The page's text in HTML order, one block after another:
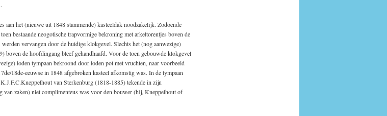
aan het (nieuwe uit 1848 stammende) kasteeldak noodzakelijk. Zodoende
bestaande neogotische trapvormige bekroning met arkeltorentjes boven de
vervangen door de huidige klokgevel. Slechts het (nog aanwezige)
boven de hoofdingang bleef gehandhaafd. Voor de toen gebouwde klokgevel
loden tympaan bekroond door loden pot met vruchten, naar voorbeeld
18de-eeuwse in 1848 afgebroken kasteel afkomstig was. In de tympaan
van Sterkenburg (1818-1885) tekende in zijn
zaken) niet complimenteus was voor den bouwer (hij, Kneppelhout of